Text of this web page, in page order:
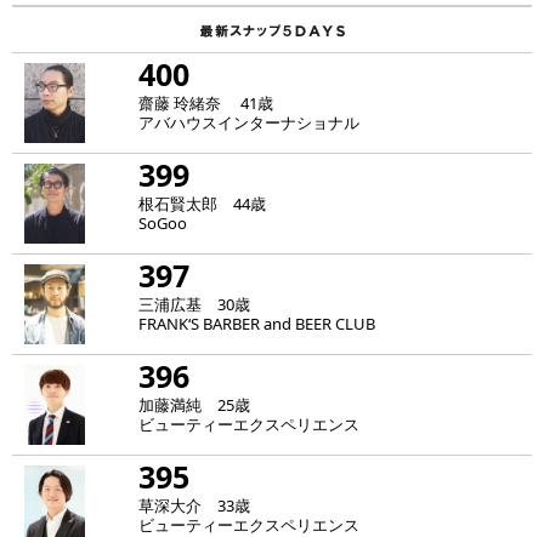
400
齋藤 玲緒奈 41歳
アバハウスインターナショナル
399
根石賢太郎 44歳
SoGoo
397
三浦広基 30歳
FRANK‘S BARBER and BEER CLUB
396
加藤満純 25歳
ビューティーエクスペリエンス
395
草深大介 33歳
ビューティーエクスペリエンス